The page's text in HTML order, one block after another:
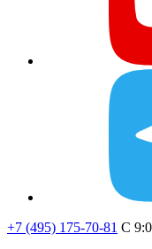
+7 (495) 175-70-81 C